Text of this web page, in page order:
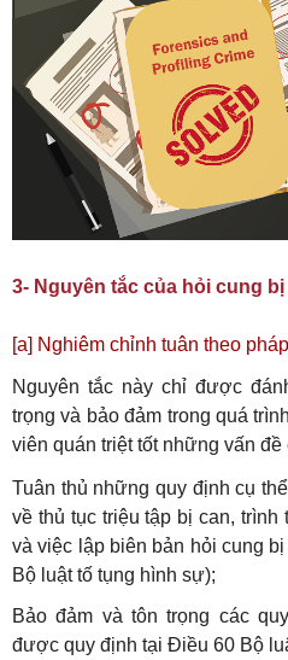
3- Nguyên tắc của hỏi cung bị
[a] Nghiêm chỉnh tuân theo
Nguyên tắc này chỉ được
trọng và bảo đảm trong quá
viên quán triệt tốt những vấn đề
Tuân thủ những quy định cụ
về thủ tục triệu tập bị can,
và việc lập biên bản hỏi cung
Bộ luật tố tụng hình sự);
Bảo đảm và tôn trọng các
được quy định tại Điều 60 Bộ